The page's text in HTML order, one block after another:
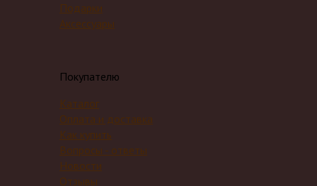
Подарки
Аксессуары
Покупателю
Каталог
Оплата и доставка
Как купить
Вопросы - ответы
Новости
Отзывы